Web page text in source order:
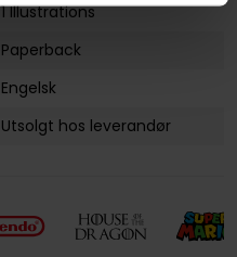
1 Illustrations
Paperback
Engelsk
Utsolgt hos leverandør